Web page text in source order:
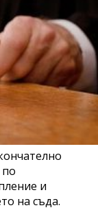
и
на съда.